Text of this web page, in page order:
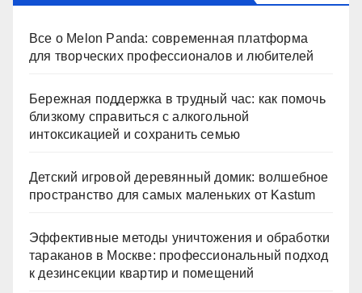
Все о Melon Panda: современная платформа
для творческих профессионалов и любителей
Бережная поддержка в трудный час: как помочь
близкому справиться с алкогольной
интоксикацией и сохранить семью
Детский игровой деревянный домик: волшебное
пространство для самых маленьких от Kastum
Эффективные методы уничтожения и обработки
тараканов в Москве: профессиональный подход
к дезинсекции квартир и помещений